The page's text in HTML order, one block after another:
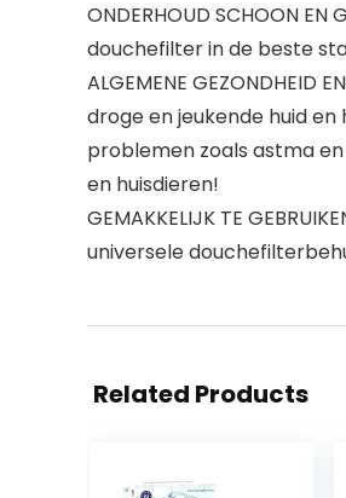
ONDERHOUD SCHOON
douchefilter in de beste
ALGEMENE
droge en jeukende huid
problemen zoals astma
en huisdieren!
GEMAKKELIJK TE
universele
Related Products